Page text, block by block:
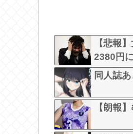
【悲報
2380円
な？？
同人誌
【朗報